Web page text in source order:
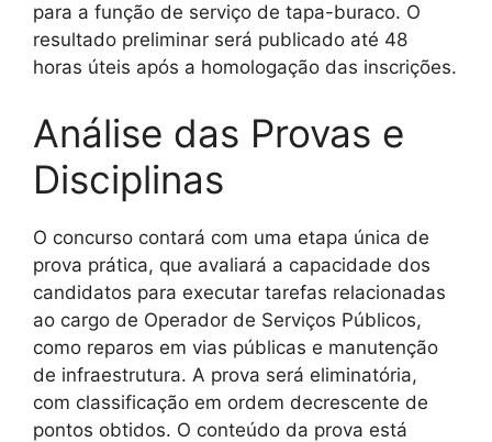
para a função de serviço de tapa-buraco. O
resultado preliminar será publicado até 48
horas úteis após a homologação das inscrições.
Análise das Provas e
Disciplinas
O concurso contará com uma etapa única de
prova prática, que avaliará a capacidade dos
candidatos para executar tarefas relacionadas
ao cargo de Operador de Serviços Públicos,
como reparos em vias públicas e manutenção
de infraestrutura. A prova será eliminatória,
com classificação em ordem decrescente de
pontos obtidos. O conteúdo da prova está